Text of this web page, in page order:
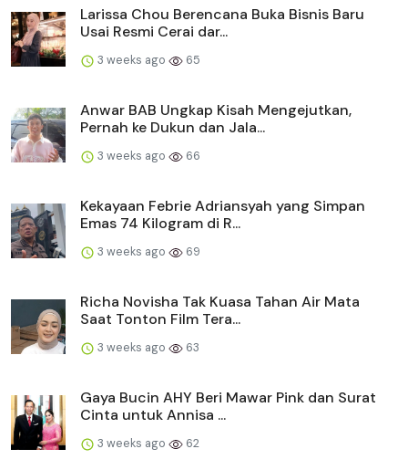
Larissa Chou Berencana Buka Bisnis Baru
Usai Resmi Cerai dar...
3 weeks ago 65
Anwar BAB Ungkap Kisah Mengejutkan,
Pernah ke Dukun dan Jala...
3 weeks ago 66
Kekayaan Febrie Adriansyah yang Simpan
Emas 74 Kilogram di R...
3 weeks ago 69
Richa Novisha Tak Kuasa Tahan Air Mata
Saat Tonton Film Tera...
3 weeks ago 63
Gaya Bucin AHY Beri Mawar Pink dan Surat
Cinta untuk Annisa ...
3 weeks ago 62